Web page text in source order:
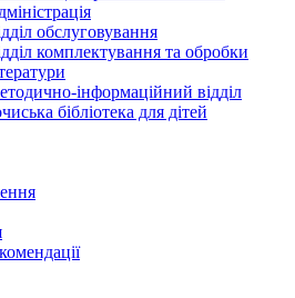
обслуговування
комплектування та обробки
інформаційний відділ
бібліотека для дітей